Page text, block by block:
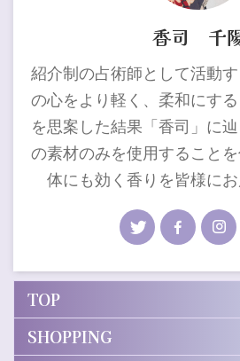
香司 千
紹介制の占術師として活動
の心をより軽く、柔和にす
を思案した結果「香司」に
の素材のみを使用すること
体にも効く香りを皆様にお
TOP
SHOPPING